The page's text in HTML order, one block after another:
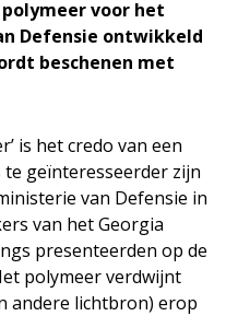
voor het
Defensie ontwikkeld
beschenen met
is het credo van een
te geïnteresseerder zijn
van Defensie in
van het Georgia
presenteerden op de
polymeer verdwijnt
andere lichtbron) erop